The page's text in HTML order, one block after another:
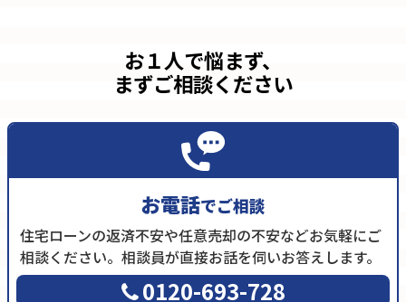
お１人で悩まず、
まずご相談ください
お電話でご相談
住宅ローンの返済不安や任意売却の不安などお気軽にご
相談ください。相談員が直接お話を伺いお答えします。
0120-693-728